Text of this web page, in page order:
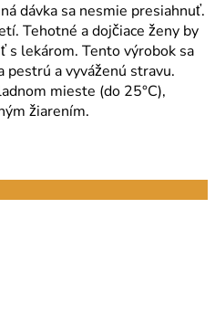
dávka sa nesmie presiahnuť.
Tehotné a dojčiace ženy by
s lekárom. Tento výrobok sa
pestrú a vyváženú stravu.
mieste (do 25°C),
žiarením.